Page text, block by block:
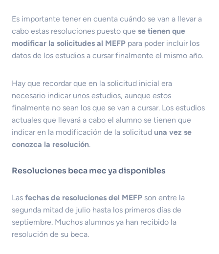
Es importante tener en cuenta cuándo se van a llevar a
cabo estas resoluciones puesto que se tienen que
modificar la solicitudes al MEFP para poder incluir los
datos de los estudios a cursar finalmente el mismo año.
Hay que recordar que en la solicitud inicial era
necesario indicar unos estudios, aunque estos
finalmente no sean los que se van a cursar. Los estudios
actuales que llevará a cabo el alumno se tienen que
indicar en la modificación de la solicitud una vez se
conozca la resolución.
Resoluciones beca mec ya disponibles
Las fechas de resoluciones del MEFP son entre la
segunda mitad de julio hasta los primeros días de
septiembre. Muchos alumnos ya han recibido la
resolución de su beca.